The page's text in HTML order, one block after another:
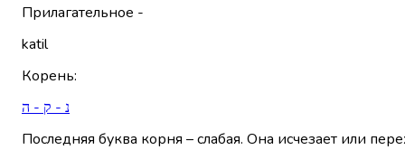
Прилагательное -
katil
Корень:
נ - ק - ה
Последняя буква корня – слабая. Она исчезает или